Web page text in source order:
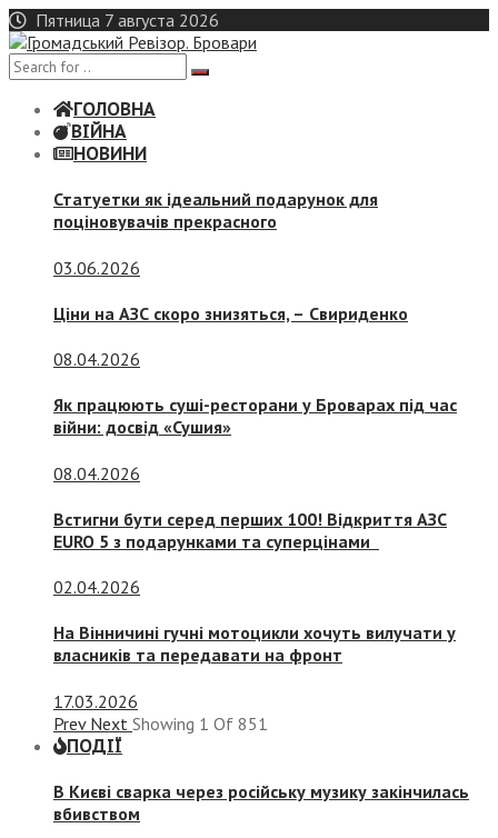
Skip
to
content
Пятница 7 августа 2026
ГОЛОВНА
ВІЙНА
НОВИНИ
Статуетки як ідеальний подарунок для
поціновувачів прекрасного
03.06.2026
Ціни на АЗС скоро знизяться, – Свириденко
08.04.2026
Як працюють суші-ресторани у Броварах під час
війни: досвід «Сушия»
08.04.2026
Встигни бути серед перших 100! Відкриття АЗС
EURO 5 з подарунками та суперцінами
02.04.2026
На Вінничині гучні мотоцикли хочуть вилучати у
власників та передавати на фронт
17.03.2026
Prev Next Showing 1 Of 851
ПОДІЇ
В Києві сварка через російську музику закінчилась
вбивством